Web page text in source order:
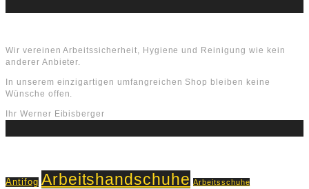
Wir vereinen Arbeitssicherheit, Hygiene und Reinigung wie kein
anderer Anbieter.
In unserem einzigartigen umfangreichen Shop bleiben keine
Wünsche offen.
Ihr Werner Eibisberger
Antifog Arbeitshandschuhe Arbeitsschuhe